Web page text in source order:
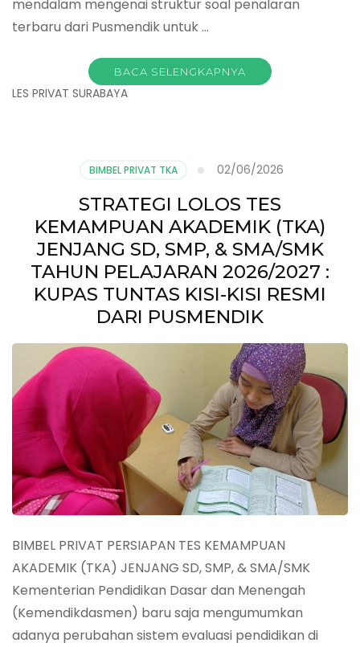
mendalam mengenai struktur soal penalaran
terbaru dari Pusmendik untuk …
BACA SELENGKAPNYA
LES PRIVAT SURABAYA
BIMBEL PRIVAT TKA 02/06/2026
STRATEGI LOLOS TES
KEMAMPUAN AKADEMIK (TKA)
JENJANG SD, SMP, & SMA/SMK
TAHUN PELAJARAN 2026/2027 :
KUPAS TUNTAS KISI-KISI RESMI
DARI PUSMENDIK
BIMBEL PRIVAT PERSIAPAN TES KEMAMPUAN
AKADEMIK (TKA) JENJANG SD, SMP, & SMA/SMK
Kementerian Pendidikan Dasar dan Menengah
(Kemendikdasmen) baru saja mengumumkan
adanya perubahan sistem evaluasi pendidikan di